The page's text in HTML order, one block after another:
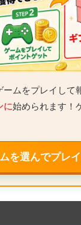
ムをプレイして
に始められます！
を選んでプレ